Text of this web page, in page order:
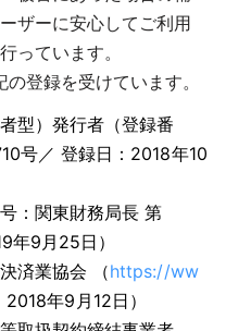
ザーに安心してご利用
っています。
登録を受けています。
型）発行者（登録番
号／ 登録日：2018年10
：関東財務局長 第
年9月25日）
済業協会 （https://ww
年9月12日）